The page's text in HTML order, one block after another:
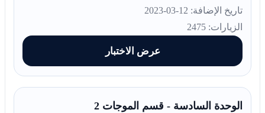
تاريخ الإضافة: 12-03-2023
الزيارات: 2475
عرض الاختبار
الوحدة السادسة - قسم الموجات 2